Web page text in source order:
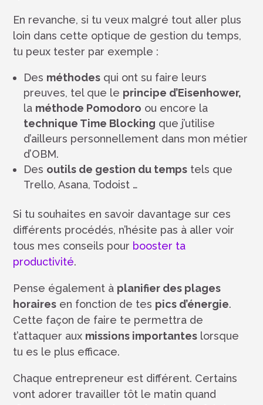
En revanche, si tu veux malgré tout aller plus
loin dans cette optique de gestion du temps,
tu peux tester par exemple :
Des méthodes qui ont su faire leurs
preuves, tel que le principe d’Eisenhower,
la méthode Pomodoro ou encore la
technique Time Blocking que j’utilise
d’ailleurs personnellement dans mon métier
d’OBM.
Des outils de gestion du temps tels que
Trello, Asana, Todoist …
Si tu souhaites en savoir davantage sur ces
différents procédés, n’hésite pas à aller voir
tous mes conseils pour booster ta
productivité.
Pense également à planifier des plages
horaires en fonction de tes pics d’énergie.
Cette façon de faire te permettra de
t’attaquer aux missions importantes lorsque
tu es le plus efficace.
Chaque entrepreneur est différent. Certains
vont adorer travailler tôt le matin quand